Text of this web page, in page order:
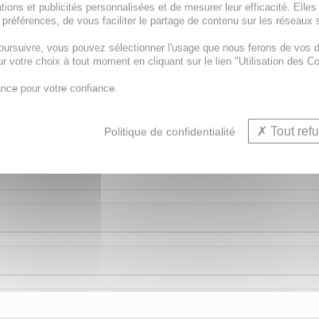
Mousse flouteuse
d'imperfections au fini peau
lissée veloutée
Dispositif
cancers non-
8,51€ au lieu de12,51€ 9,55€ au lieu de
et publicités personnalisées et de mesurer leur efficacité.
de vous faciliter le partage de contenu sur les réseaux
vous pouvez sélectionner l'usage que nous ferons de
votre choix à tout moment en cliquant sur le lien "Utilisation des
pour votre confiance.
Politique de confidentialité Tout